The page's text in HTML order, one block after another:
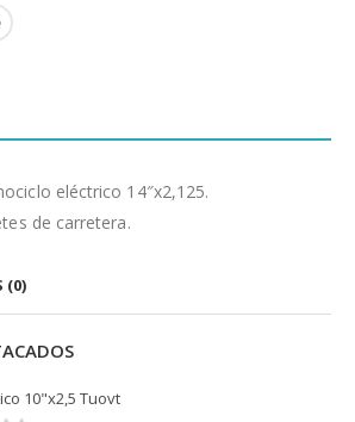
eléctrico 14″x2,125.
de carretera.
(0)
10"x2,5 Tuovt